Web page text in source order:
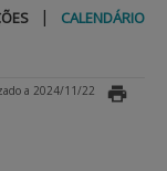
| CALENDÁRIO
a 2024/11/22